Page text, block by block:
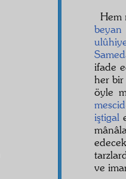
Hem
beyan
ifade
her bir
öyle
iştigal
ve